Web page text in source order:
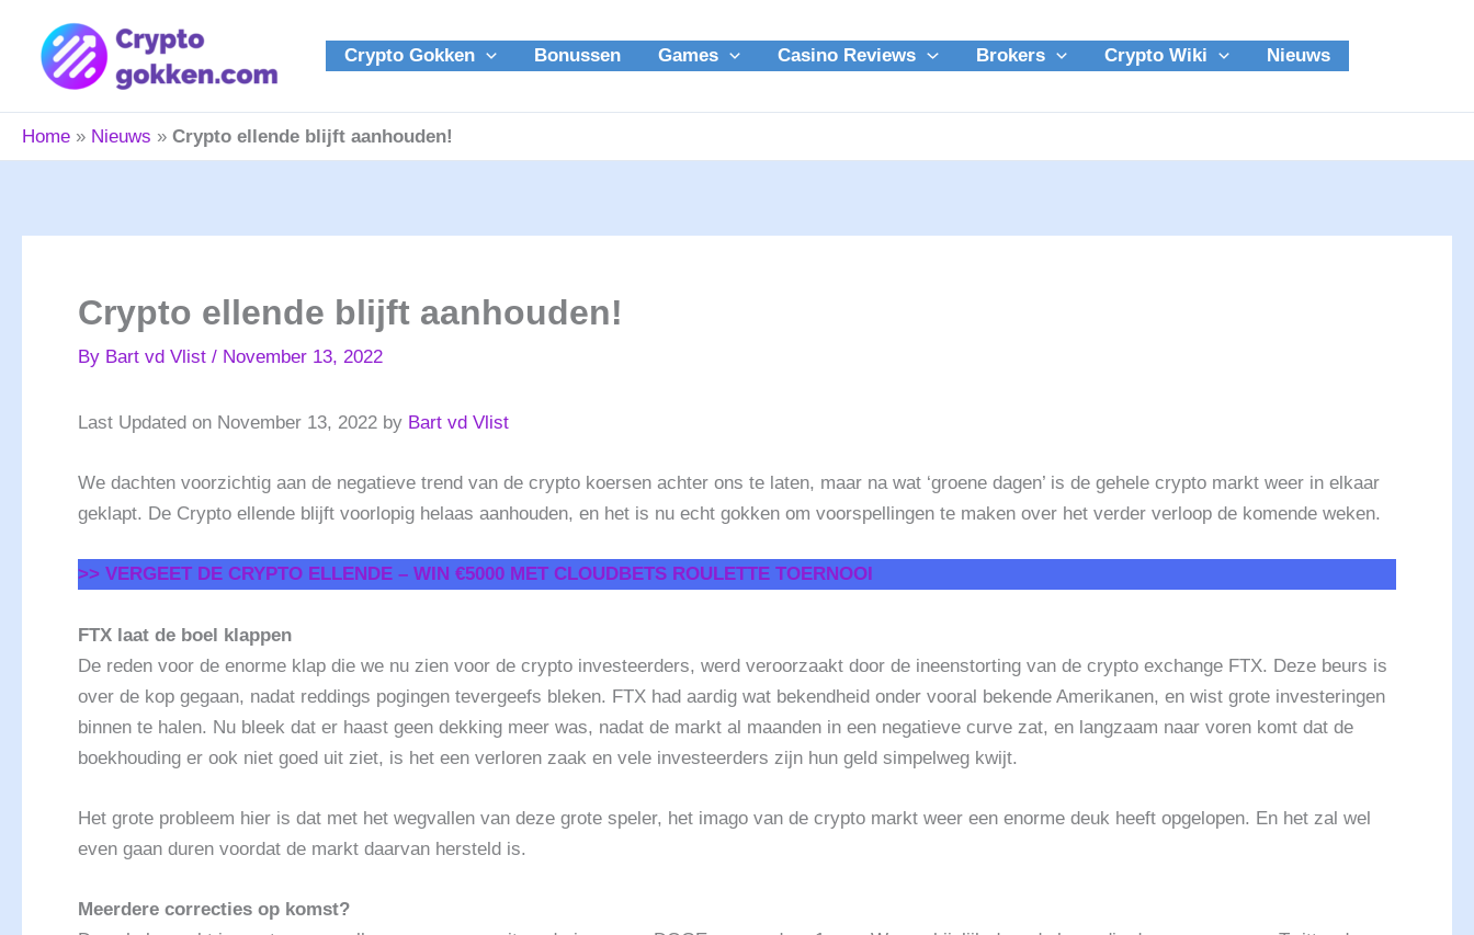
content
Crypto Gokken Bonussen Games Casino Reviews Brokers Crypto Wiki Nieuws
Home » Nieuws » Crypto ellende blijft aanhouden!
Crypto ellende blijft aanhouden!
By Bart vd Vlist / November 13, 2022
Last Updated on November 13, 2022 by Bart vd Vlist
We dachten voorzichtig aan de negatieve trend van de crypto koersen achter ons te laten, maar na wat ‘groene dagen’ is de gehele crypto markt weer in elkaar
geklapt. De Crypto ellende blijft voorlopig helaas aanhouden, en het is nu echt gokken om voorspellingen te maken over het verder verloop de komende weken.
>> VERGEET DE CRYPTO ELLENDE – WIN €5000 MET CLOUDBETS ROULETTE TOERNOOI
FTX laat de boel klappen
De reden voor de enorme klap die we nu zien voor de crypto investeerders, werd veroorzaakt door de ineenstorting van de crypto exchange FTX. Deze beurs is
over de kop gegaan, nadat reddings pogingen tevergeefs bleken. FTX had aardig wat bekendheid onder vooral bekende Amerikanen, en wist grote investeringen
binnen te halen. Nu bleek dat er haast geen dekking meer was, nadat de markt al maanden in een negatieve curve zat, en langzaam naar voren komt dat de
boekhouding er ook niet goed uit ziet, is het een verloren zaak en vele investeerders zijn hun geld simpelweg kwijt.
Het grote probleem hier is dat met het wegvallen van deze grote speler, het imago van de crypto markt weer een enorme deuk heeft opgelopen. En het zal wel
even gaan duren voordat de markt daarvan hersteld is.
Meerdere correcties op komst?